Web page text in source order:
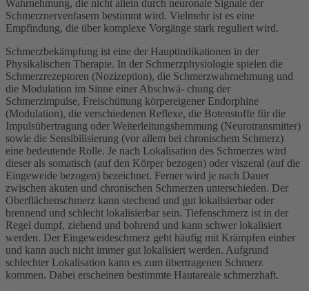
Wahrnehmung, die nicht allein durch neuronale Signale der
Schmerznervenfasern bestimmt wird. Vielmehr ist es eine
Empfindung, die über komplexe Vorgänge stark reguliert wird.
Schmerzbekämpfung ist eine der Hauptindikationen in der
Physikalischen Therapie. In der Schmerzphysiologie spielen die
Schmerzrezeptoren (Nozizeption), die Schmerzwahrnehmung und
die Modulation im Sinne einer Abschwä- chung der
Schmerzimpulse, Freischüttung körpereigener Endorphine
(Modulation), die verschiedenen Reflexe, die Botenstoffe für die
Impulsübertragung oder Weiterleitungshemmung (Neurotransmitter)
sowie die Sensibilisierung (vor allem bei chronischem Schmerz)
eine bedeutende Rolle. Je nach Lokalisation des Schmerzes wird
dieser als somatisch (auf den Körper bezogen) oder viszeral (auf die
Eingeweide bezogen) bezeichnet. Ferner wird je nach Dauer
zwischen akuten und chronischen Schmerzen unterschieden. Der
Oberflächenschmerz kann stechend und gut lokalisierbar oder
brennend und schlecht lokalisierbar sein. Tiefenschmerz ist in der
Regel dumpf, ziehend und bohrend und kann schwer lokalisiert
werden. Der Eingeweideschmerz geht häufig mit Krämpfen einher
und kann auch nicht immer gut lokalisiert werden. Aufgrund
schlechter Lokalisation kann es zum übertragenen Schmerz
kommen. Dabei erscheinen bestimmte Hautareale schmerzhaft.